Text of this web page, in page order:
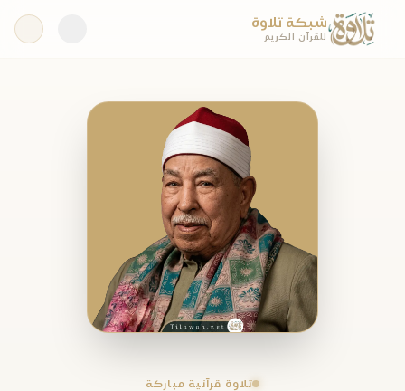
شبكة تلاوة
للقرآن الكريم
تلاوة قرآنية مباركة